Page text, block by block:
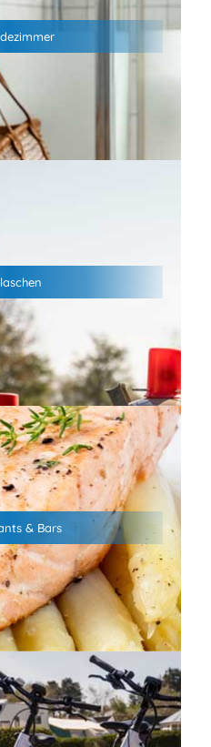
dich allein. Mehr Privatsphäre,
Wohlfühlmomente machen
Ideal für Familien,
mit zusätzlichem Komfort
möchten.
von Gasflaschen möglich
5kg Stahlflaschen)
& Bars
naturnahes Camping mit
Bars, Restaurants und
du bequem in nur 1 km
Ausgangspunkt für
Strand, Hafen oder einfach in
Fahrräder nicht dabeihabt,